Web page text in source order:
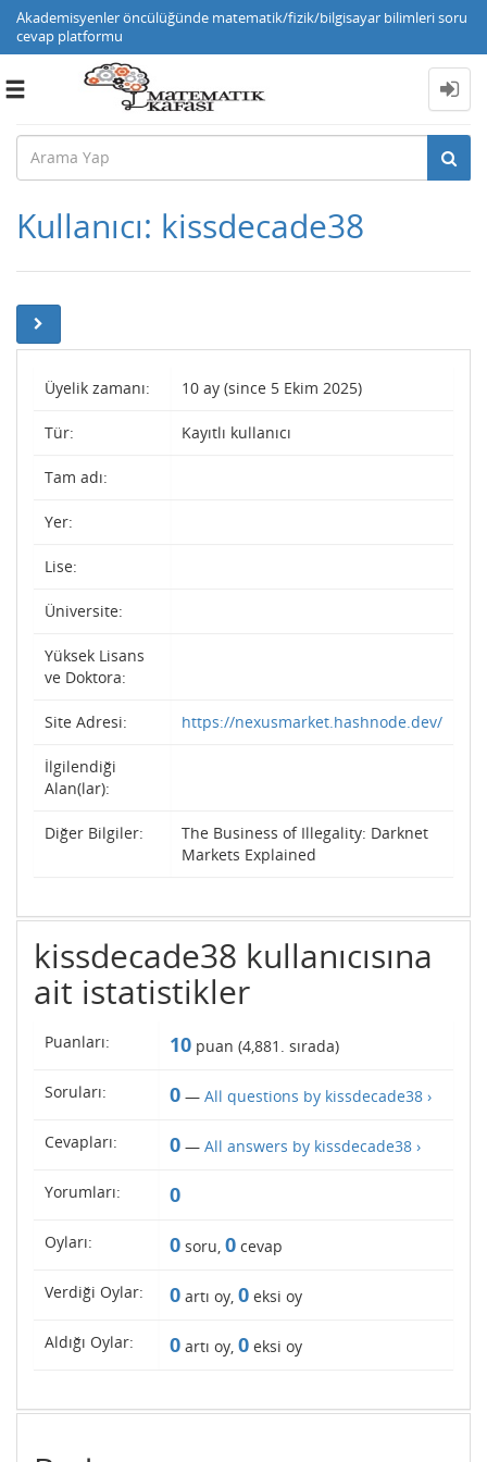
Akademisyenler öncülüğünde matematik/fizik/bilgisayar bilimleri soru
cevap platformu
Toggle
Kullanıcı: kissdecade38
Üyelik zamanı: 10 ay (since 5 Ekim 2025)
Tür: Kayıtlı kullanıcı
Tam adı:
Yer:
Lise:
Üniversite:
Yüksek Lisans
ve Doktora:
Site Adresi: https://nexusmarket.hashnode.dev/
İlgilendiği
Alan(lar):
Diğer Bilgiler:
The Business of Illegality: Darknet
Markets Explained
kissdecade38 kullanıcısına
ait istatistikler
Puanları: 10 puan (4,881 . sırada)
Soruları: 0 — All questions by kissdecade38 ›
Cevapları: 0 — All answers by kissdecade38 ›
Yorumları: 0
Oyları: 0 soru, 0 cevap
Verdiği Oylar: 0 artı oy, 0 eksi oy
Aldığı Oylar: 0 artı oy, 0 eksi oy